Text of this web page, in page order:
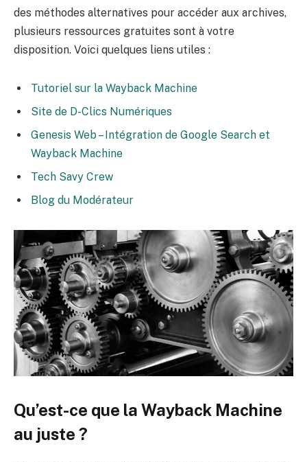
des méthodes alternatives pour accéder aux archives,
plusieurs ressources gratuites sont à votre
disposition. Voici quelques liens utiles :
Tutoriel sur la Wayback Machine
Site de D-Clics Numériques
Genesis Web – Intégration de Google Search et
Wayback Machine
Tech Savy Crew
Blog du Modérateur
Qu’est-ce que la Wayback Machine
au juste ?